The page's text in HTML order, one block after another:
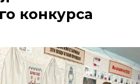
конкурса